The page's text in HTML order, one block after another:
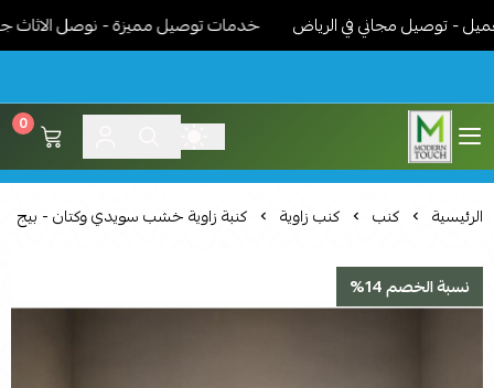
توصيل مجاني في الرياض خدمات توصيل مميزة - نوصل الاثاث
اثاث مودرن لمسة عصرية
0
الرئيسية كنب كنب زاوية كنبة زاوية خشب سويدي وكتان - بيج
نسبة الخصم 14%